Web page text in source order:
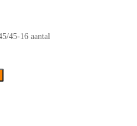
45-16 aantal